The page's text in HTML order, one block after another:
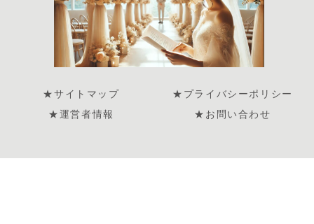
★サイトマップ
★プライバシーポリシー
★運営者情報
★お問い合わせ